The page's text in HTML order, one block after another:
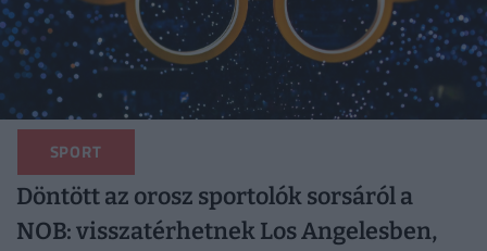
SPORT
Döntött az orosz sportolók sorsáról a
NOB: visszatérhetnek Los Angelesben,